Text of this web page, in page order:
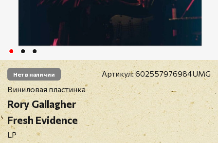
Нет в наличии Артикул:602557976984UMG
Виниловая пластинка
Rory Gallagher
Fresh Evidence
LP